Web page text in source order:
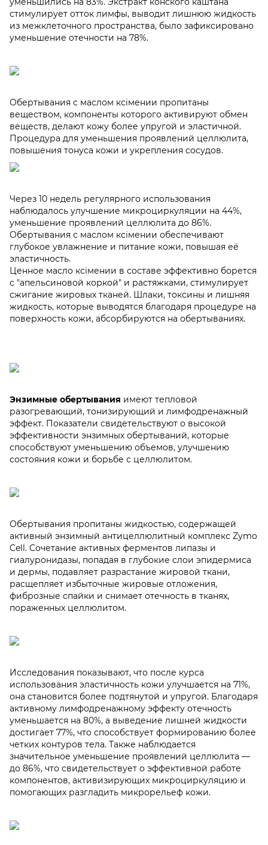
стимулирует отток лимфы, выводит лишнюю жидкость
из межклеточного пространства, было зафиксировано
уменьшение отечности на 78%.
Обертывания с маслом ксімении пропитаны
веществом, компоненты которого активируют обмен
веществ, делают кожу более упругой и эластичной.
Процедура для уменьшения проявлений целлюлита,
повышения тонуса кожи и укрепления сосудов.
Через 10 недель регулярного использования
наблюдалось улучшение микроциркуляции на 44%,
уменьшение проявлений целлюлита до 86%.
Обертывания с маслом ксімении обеспечивают
глубокое увлажнение и питание кожи, повышая её
эластичность.
Ценное масло ксімении в составе эффективно борется
с "апельсиновой коркой" и растяжками, стимулирует
сжигание жировых тканей. Шлаки, токсины и лишняя
жидкость, которые выводятся благодаря процедуре на
поверхность кожи, абсорбируются на обертываниях.
Энзимные обертывания имеют тепловой
разогревающий, тонизирующий и лимфодренажный
эффект. Показатели свидетельствуют о высокой
эффективности энзимных обертываний, которые
способствуют уменьшению объемов, улучшению
состояния кожи и борьбе с целлюлитом.
Обертывания пропитаны жидкостью, содержащей
активный энзимный антицеллюлитный комплекс Zymo
Cell. Сочетание активных ферментов липазы и
гиалуронидазы, попадая в глубокие слои эпидермиса
и дермы, подавляет разрастание жировой ткани,
расщепляет избыточные жировые отложения,
фиброзные спайки и снимает отечность в тканях,
пораженных целлюлитом.
Исследования показывают, что после курса
использования эластичность кожи улучшается на 71%,
она становится более подтянутой и упругой. Благодаря
активному лимфодренажному эффекту отечность
уменьшается на 80%, а выведение лишней жидкости
достигает 77%, что способствует формированию более
четких контуров тела. Также наблюдается
значительное уменьшение проявлений целлюлита —
до 86%, что свидетельствует о эффективной работе
компонентов, активизирующих микроциркуляцию и
помогающих разгладить микрорельеф кожи.